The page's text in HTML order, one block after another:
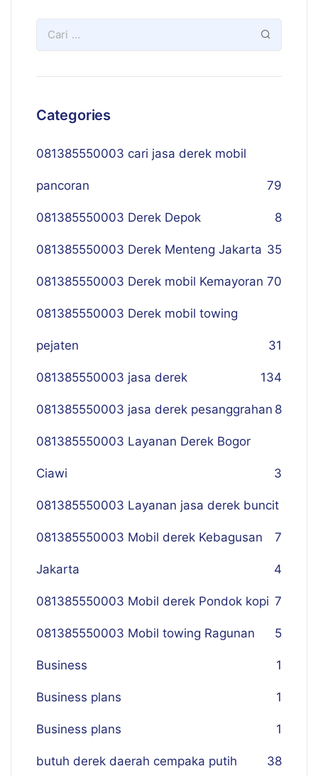
Categories
081385550003 cari jasa derek mobil
pancoran 79
081385550003 Derek Depok 8
081385550003 Derek Menteng Jakarta 35
081385550003 Derek mobil Kemayoran 70
081385550003 Derek mobil towing
pejaten 31
081385550003 jasa derek 134
081385550003 jasa derek pesanggrahan 8
081385550003 Layanan Derek Bogor
Ciawi 3
081385550003 Layanan jasa derek buncit
7
081385550003 Mobil derek Kebagusan
Jakarta 4
081385550003 Mobil derek Pondok kopi 7
081385550003 Mobil towing Ragunan 5
Business 1
Business plans 1
Business plans 1
butuh derek daerah cempaka putih 38